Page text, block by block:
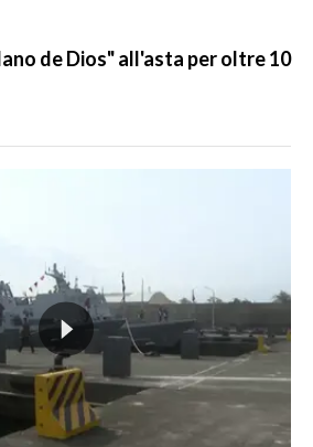
de Dios" all'asta per oltre 10